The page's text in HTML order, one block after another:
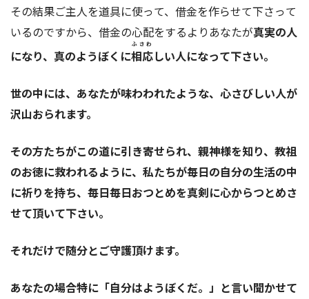
その結果ご主人を道具に使って、借金を作らせて下さって
いるのですから、借金の心配をするよりあなたが真実の人
になり、真のようぼくに相応
ふさわ
しい人になって下さい。
世の中には、あなたが味わわれたような、心さびしい人が
沢山おられます。
その方たちがこの道に引き寄せられ、親神様を知り、教祖
のお徳に救われるように、私たちが毎日の自分の生活の中
に祈りを持ち、毎日毎日おつとめを真剣に心からつとめさ
せて頂いて下さい。
それだけで随分とご守護頂けます。
あなたの場合特に「自分はようぼくだ。」と言い聞かせて